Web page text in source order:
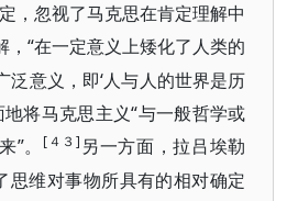
，忽视了马克思在肯定理解中
，“在一定意义上矮化了人类的
意义，即‘人与人的世界是历
地将马克思主义“与一般哲学或
”。
[４３] 另一方面，拉吕埃勒
思维对事物所具有的相对确定